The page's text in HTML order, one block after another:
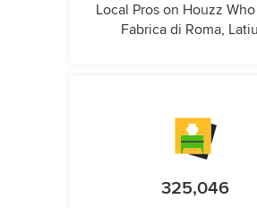
Local Pros on Houzz
Fabrica di Roma,
325,046